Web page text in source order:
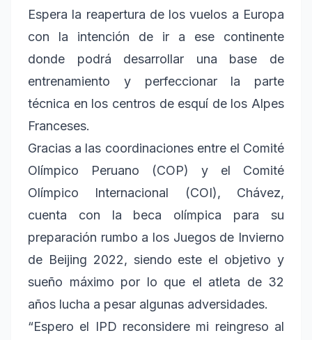
Espera la reapertura de los vuelos a Europa
con la intención de ir a ese continente
donde podrá desarrollar una base de
entrenamiento y perfeccionar la parte
técnica en los centros de esquí de los Alpes
Franceses.
Gracias a las coordinaciones entre el Comité
Olímpico Peruano (COP) y el Comité
Olímpico Internacional (COI), Chávez,
cuenta con la beca olímpica para su
preparación rumbo a los Juegos de Invierno
de Beijing 2022, siendo este el objetivo y
sueño máximo por lo que el atleta de 32
años lucha a pesar algunas adversidades.
“Espero el IPD reconsidere mi reingreso al